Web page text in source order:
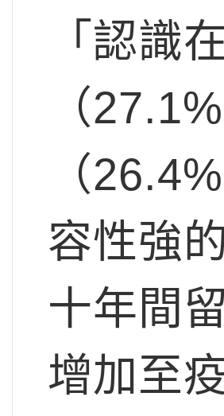
「認識
（
（
容性強
十年間
增加至